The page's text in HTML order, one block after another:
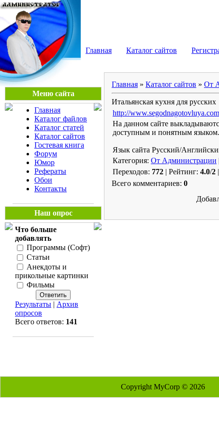
Главная Каталог сайтов
Меню сайта
Главная
Каталог файлов
Каталог статей
Каталог сайтов
Гостевая книга
Форум
Юмор
Рефераты
Обои
Контакты
Наш опрос
Что больше
добавлять
Программы (Софт)
Статьи
Анекдоты и
прикольные картинки
Фильмы
Результаты | Архив
опросов
Всего ответов: 141
Главная » Каталог сайтов » От
Итальянская кухня для русских
http://
На данном сайте
доступным и понятным языком.
Язык сайта Русский/
Категория: От Администрации
Переходов: 772 | Рейтинг: 4.0/2 |
Всего комментариев: 0
Copyright MyCorp © 2026